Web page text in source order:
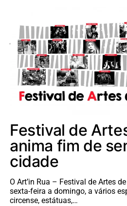
Festival de
anima fim de
cidade
O Art’in Rua – Festival de Artes
sexta-feira a domingo, a vários
circense, estátuas,…